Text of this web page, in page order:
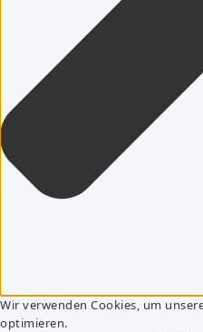
Wir verwenden Cookies, um
optimieren.